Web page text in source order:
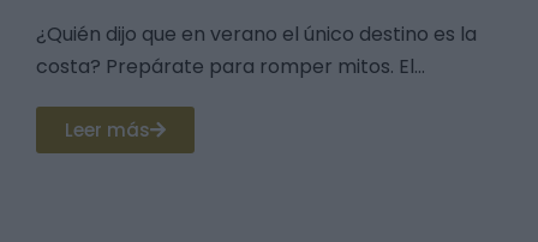
¿Quién dijo que en verano el único destino es la
costa? Prepárate para romper mitos. El...
Leer más